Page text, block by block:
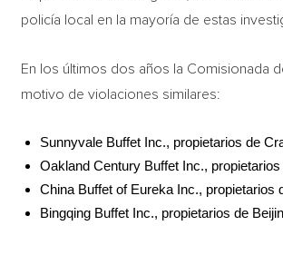
policía local en la mayoría de estas
En los últimos dos años la Comisionada
motivo de violaciones similares:
Sunnyvale Buffet Inc., propietarios de
Oakland Century Buffet Inc.,
China Buffet of Eureka Inc., propietarios
Bingqing Buffet Inc., propietarios de